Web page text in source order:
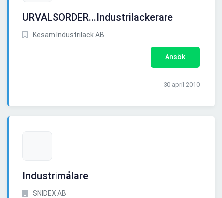
URVALSORDER...Industrilackerare
Kesam Industrilack AB
Ansök
30 april 2010
Industrimålare
SNIDEX AB